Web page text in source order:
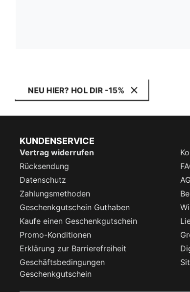
NEU HIER? HOL DIR -15%
KUNDENSERVICE
Vertrag widerrufen
Rücksendung
Datenschutz
Zahlungsmethoden
Geschenkgutschein Guthaben
Kaufe einen Geschenkgutschein
Promo-Konditionen
Erklärung zur Barrierefreiheit
Geschäftsbedingungen
Geschenkgutschein